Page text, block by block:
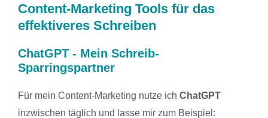
Content-Marketing Tools für das
effektiveres Schreiben
ChatGPT - Mein Schreib-
Sparringspartner
Für mein Content-Marketing nutze ich ChatGPT
inzwischen täglich und lasse mir zum Beispiel: